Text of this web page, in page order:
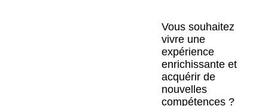
Vous souhaitez
vivre une
expérience
enrichissante et
acquérir de
nouvelles
compétences ?